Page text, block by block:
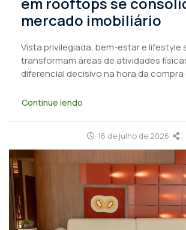
mercado imobiliário
Vista privilegiada, bem-estar e lifestyle
transformam áreas de atividades
diferencial decisivo na hora da compra
Continue lendo
16 de julho de 2026